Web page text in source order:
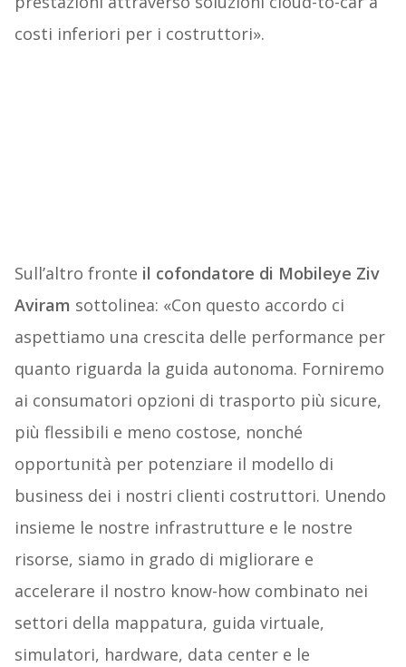
costi inferiori per i costruttori».
Sull’altro fronte il cofondatore di Mobileye Ziv
Aviram sottolinea: «Con questo accordo ci
aspettiamo una crescita delle performance per
quanto riguarda la guida autonoma. Forniremo
ai consumatori opzioni di trasporto più sicure,
più flessibili e meno costose, nonché
opportunità per potenziare il modello di
business dei i nostri clienti costruttori. Unendo
insieme le nostre infrastrutture e le nostre
risorse, siamo in grado di migliorare e
accelerare il nostro know-how combinato nei
settori della mappatura, guida virtuale,
simulatori, hardware, data center e le